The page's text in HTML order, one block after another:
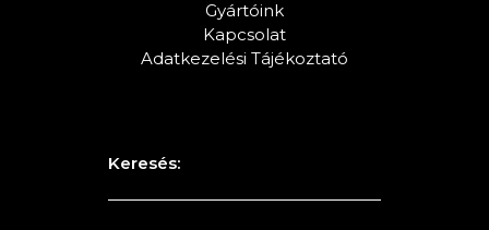
Gyártóink
Kapcsolat
Adatkezelési Tájékoztató
Keresés: